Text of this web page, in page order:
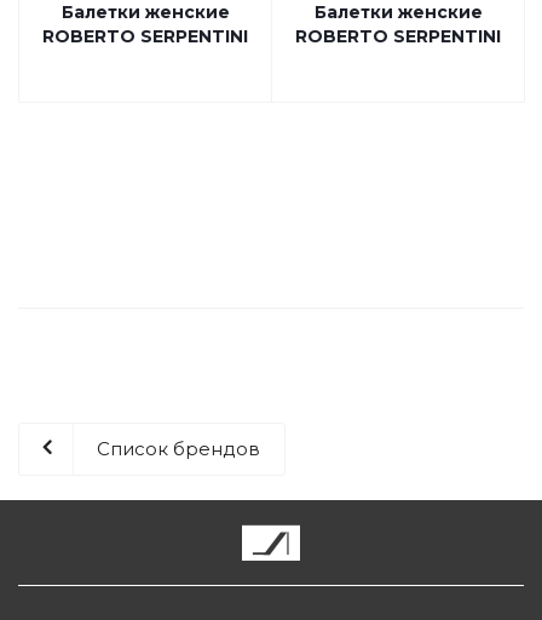
Балетки женские
ROBERTO SERPENTINI
Балетки женские
ROBERTO SERPENTINI
Список брендов